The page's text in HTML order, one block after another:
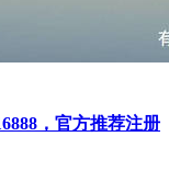
，官方推荐注册